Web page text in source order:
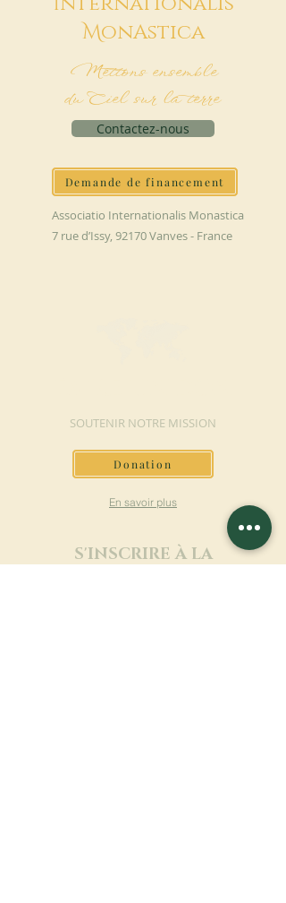
MonAstica
Mettons ensemble
du Ciel sur la terre
Contactez-nous
Demande de financement
Associatio Internationalis Monastica
7 rue d’Issy, 92170 Vanves - France
SOUTENIR NOTRE MISSION
Donation
En savoir plus
S'INSCRIRE À LA